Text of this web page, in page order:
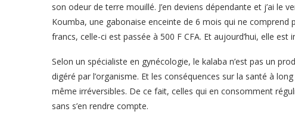
son odeur de terre mouillé. J’en deviens dépendante et j’ai le
Koumba, une gabonaise enceinte de 6 mois qui ne comprend
francs, celle-ci est passée à 500 F CFA. Et aujourd’hui, elle est
Selon un spécialiste en gynécologie, le kalaba n’est pas un
digéré par l’organisme. Et les conséquences sur la santé à
même irréversibles. De ce fait, celles qui en consomment
sans s’en rendre compte.